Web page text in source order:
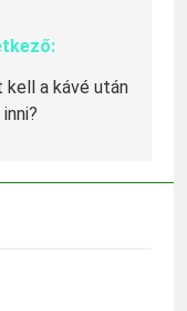
kell a kávé után